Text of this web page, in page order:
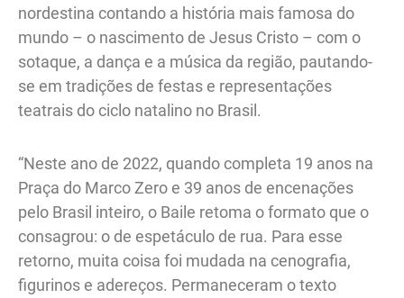
nordestina contando a história mais famosa do
mundo – o nascimento de Jesus Cristo – com o
sotaque, a dança e a música da região, pautando-
se em tradições de festas e representações
teatrais do ciclo natalino no Brasil.
“Neste ano de 2022, quando completa 19 anos na
Praça do Marco Zero e 39 anos de encenações
pelo Brasil inteiro, o Baile retoma o formato que o
consagrou: o de espetáculo de rua. Para esse
retorno, muita coisa foi mudada na cenografia,
figurinos e adereços. Permaneceram o texto